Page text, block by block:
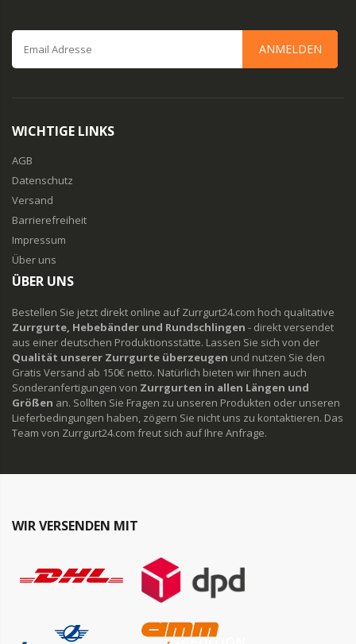
ANMELDEN
WICHTIGE LINKS
AGB
Datenschutz
Versand
Barrierefreiheit
Impressum
Über uns
ÜBER UNS
Bestellen Sie jetzt direkt online auf Zurrgurt24.com hoch qualitative
Zurrgurte, Hebebänder und Rundschlingen - direkt versendet
aus einer deutschen Produktionsstätte. Lassen Sie sich von der
Qualität unserer Zurrgurte überzeugen und nutzen Sie den
Gratis Versand ab 150€ netto. Natürlich bieten wir Ihnen auch
Sonderanfertigungen von Zurrgurten in allen Längen und
Größen an. Sollten Sie Fragen zu unseren Produkten oder unseren
Lieferbedingungen haben, zögern Sie nicht uns zu kontaktieren. Das
Team von Zurrgurt24.com freut sich auf Ihre Anfrage.
WIR VERSENDEN MIT